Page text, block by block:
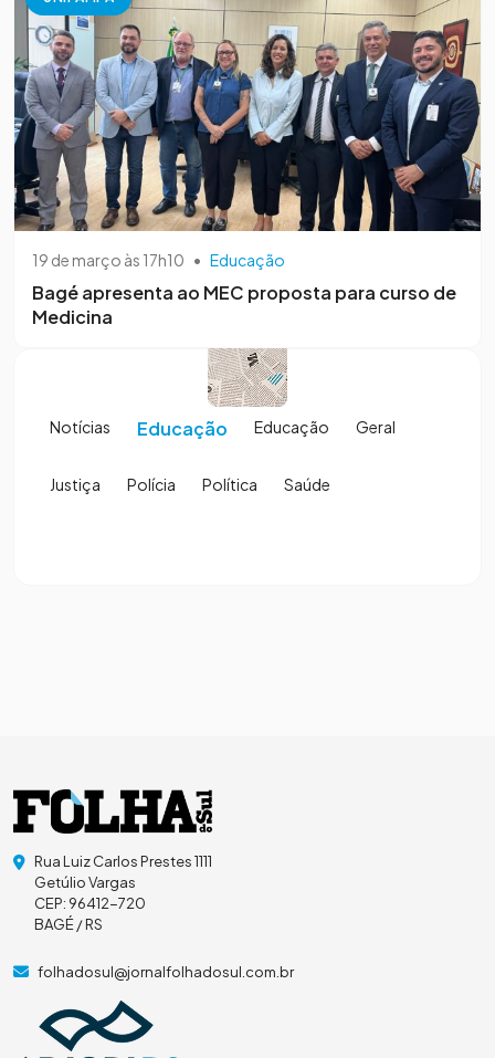
19 de março às 17h10 • Educação
Bagé apresenta ao MEC proposta para curso de
Medicina
Notícias Educação Educação Geral
Justiça Polícia Política Saúde
Rua Luiz Carlos Prestes 1111
Getúlio Vargas
CEP: 96412-720
BAGÉ / RS
folhadosul@jornalfolhadosul.com.br